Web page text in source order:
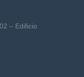
– Edificio